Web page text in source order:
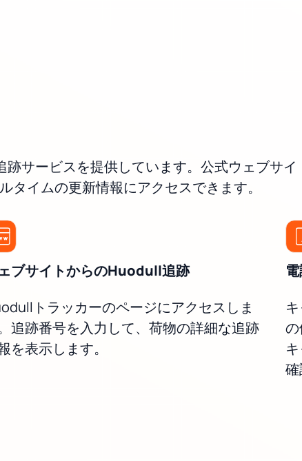
サービスを提供しています。公式ウェブサ
イムの更新情報にアクセスできます。
ブサイトからのHuodull追跡
トラッカーのページにアクセスしま
追跡番号を入力して、荷物の詳細な追跡
を表示します。
確